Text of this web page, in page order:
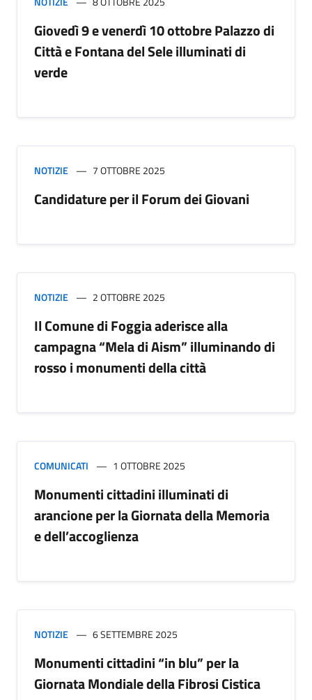
Giovedì 9 e venerdì 10 ottobre Palazzo di
Città e Fontana del Sele illuminati di
verde
NOTIZIE 7 OTTOBRE 2025
Candidature per il Forum dei Giovani
NOTIZIE 2 OTTOBRE 2025
Il Comune di Foggia aderisce alla
campagna “Mela di Aism” illuminando di
rosso i monumenti della città
COMUNICATI 1 OTTOBRE 2025
Monumenti cittadini illuminati di
arancione per la Giornata della Memoria
e dell’accoglienza
NOTIZIE 6 SETTEMBRE 2025
Monumenti cittadini “in blu” per la
Giornata Mondiale della Fibrosi Cistica